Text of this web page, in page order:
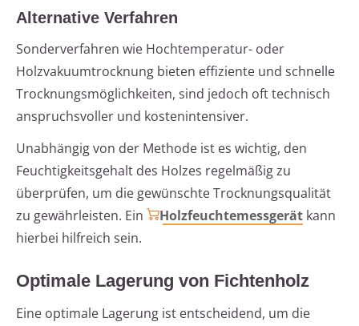
Alternative Verfahren
Sonderverfahren wie Hochtemperatur- oder
Holzvakuumtrocknung bieten effiziente und schnelle
Trocknungsmöglichkeiten, sind jedoch oft technisch
anspruchsvoller und kostenintensiver.
Unabhängig von der Methode ist es wichtig, den
Feuchtigkeitsgehalt des Holzes regelmäßig zu
überprüfen, um die gewünschte Trocknungsqualität
zu gewährleisten. Ein
Holzfeuchtemessgerät kann
hierbei hilfreich sein.
Optimale Lagerung von Fichtenholz
Eine optimale Lagerung ist entscheidend, um die